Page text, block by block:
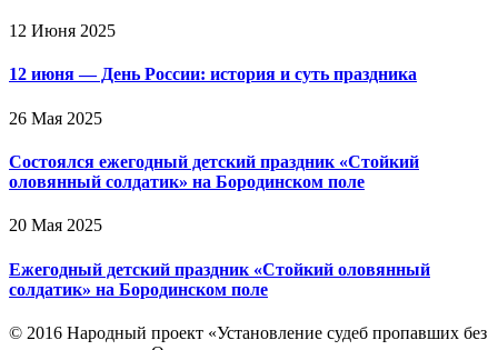
12 Июня 2025
12 июня — День России: история и суть праздника
26 Мая 2025
Состоялся ежегодный детский праздник «Стойкий
оловянный солдатик» на Бородинском поле
20 Мая 2025
Ежегодный детский праздник «Стойкий оловянный
солдатик» на Бородинском поле
© 2016 Народный проект «Установление судеб пропавших без